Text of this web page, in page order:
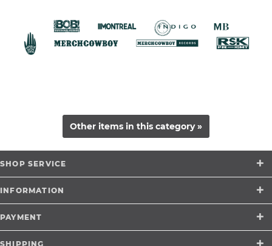
Other items in this category »
SHOP SERVICE
INFORMATION
PAYMENT
SHIPPING